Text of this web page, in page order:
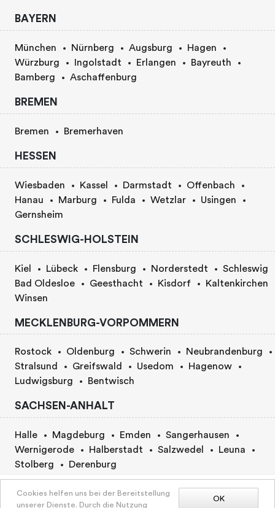
Preis nach Vereinbarung
BAYERN
München Nürnberg Augsburg
Hagen
Würzburg
Ingolstadt Erlangen
Bayreuth
Bamberg
Aschaffenburg
BREMEN
Bremen Bremerhaven
HESSEN
Wiesbaden Kassel Darmstadt
Offenbach
Hanau
Marburg Fulda Wetzlar
Usingen
Gernsheim
SCHLESWIG-HOLSTEIN
Kiel Lübeck Flensburg Norderstedt
Schleswig
Bad Oldesloe
Geesthacht Kisdorf
Kaltenkirchen
Winsen
MECKLENBURG-VORPOMMERN
Rostock Oldenburg Schwerin
Neubrandenburg
Stralsund
Greifswald Usedom
Hagenow
Ludwigsburg
Bentwisch
SACHSEN-ANHALT
Halle Magdeburg Emden
Sangerhausen
Wernigerode
Halberstadt Salzwedel
Leuna
Stolberg
Derenburg
BERLIN
OK
Cookies helfen uns bei der Bereitstellung
unserer Dienste. Durch die Nutzung